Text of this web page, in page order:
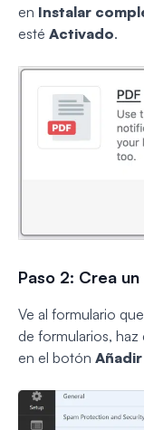
en Instalar
esté Activado.
Paso 2: Crea
Ve al formulario
de formularios, haz
en el botón